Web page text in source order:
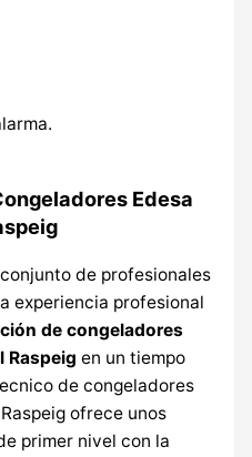
Edesa
de profesionales
experiencia profesional
de congeladores
Raspeig en un tiempo
de congeladores
ofrece unos
primer nivel con la